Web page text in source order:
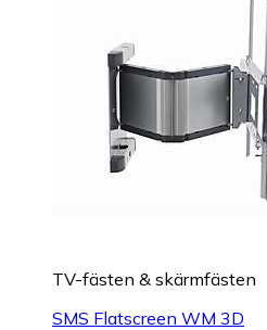
TV-fästen & skärmfästen
SMS Flatscreen WM 3D